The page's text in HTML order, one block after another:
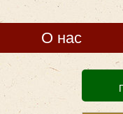
О нас